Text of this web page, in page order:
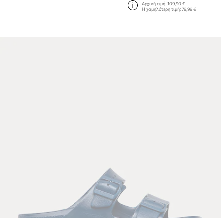
Αρχική τιμή: 109,90 €
Η χαμηλότερη τιμή: 79,99 €